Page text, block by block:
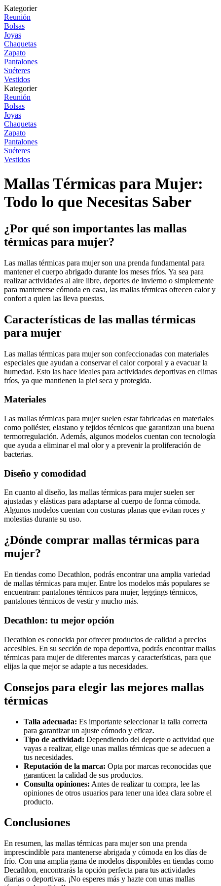
Kategorier
Reunión
Bolsas
Joyas
Chaquetas
Zapato
Pantalones
Suéteres
Vestidos
Kategorier
Reunión
Bolsas
Joyas
Chaquetas
Zapato
Pantalones
Suéteres
Vestidos
Mallas Térmicas para Mujer:
Todo lo que Necesitas Saber
¿Por qué son importantes las mallas
térmicas para mujer?
Las mallas térmicas para mujer son una prenda fundamental para
mantener el cuerpo abrigado durante los meses fríos. Ya sea para
realizar actividades al aire libre, deportes de invierno o simplemente
para mantenerse cómoda en casa, las mallas térmicas ofrecen calor y
confort a quien las lleva puestas.
Características de las mallas térmicas
para mujer
Las mallas térmicas para mujer son confeccionadas con materiales
especiales que ayudan a conservar el calor corporal y a evacuar la
humedad. Esto las hace ideales para actividades deportivas en climas
fríos, ya que mantienen la piel seca y protegida.
Materiales
Las mallas térmicas para mujer suelen estar fabricadas en materiales
como poliéster, elastano y tejidos técnicos que garantizan una buena
termorregulación. Además, algunos modelos cuentan con tecnología
que ayuda a eliminar el mal olor y a prevenir la proliferación de
bacterias.
Diseño y comodidad
En cuanto al diseño, las mallas térmicas para mujer suelen ser
ajustadas y elásticas para adaptarse al cuerpo de forma cómoda.
Algunos modelos cuentan con costuras planas que evitan roces y
molestias durante su uso.
¿Dónde comprar mallas térmicas para
mujer?
En tiendas como Decathlon, podrás encontrar una amplia variedad
de mallas térmicas para mujer. Entre los modelos más populares se
encuentran: pantalones térmicos para mujer, leggings térmicos,
pantalones térmicos de vestir y mucho más.
Decathlon: tu mejor opción
Decathlon es conocida por ofrecer productos de calidad a precios
accesibles. En su sección de ropa deportiva, podrás encontrar mallas
térmicas para mujer de diferentes marcas y características, para que
elijas la que mejor se adapte a tus necesidades.
Consejos para elegir las mejores mallas
térmicas
Talla adecuada: Es importante seleccionar la talla correcta
para garantizar un ajuste cómodo y eficaz.
Tipo de actividad: Dependiendo del deporte o actividad que
vayas a realizar, elige unas mallas térmicas que se adecuen a
tus necesidades.
Reputación de la marca: Opta por marcas reconocidas que
garanticen la calidad de sus productos.
Consulta opiniones: Antes de realizar tu compra, lee las
opiniones de otros usuarios para tener una idea clara sobre el
producto.
Conclusiones
En resumen, las mallas térmicas para mujer son una prenda
imprescindible para mantenerse abrigada y cómoda en los días de
frío. Con una amplia gama de modelos disponibles en tiendas como
Decathlon, encontrarás la opción perfecta para tus actividades
diarias o deportivas. ¡No esperes más y hazte con unas mallas